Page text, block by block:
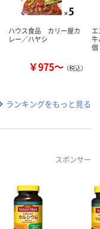
ハウス食品 カリー屋カ
レー／ハヤシ
￥975～ （税込）
牛
ランキングをもっと見る
スポンサー